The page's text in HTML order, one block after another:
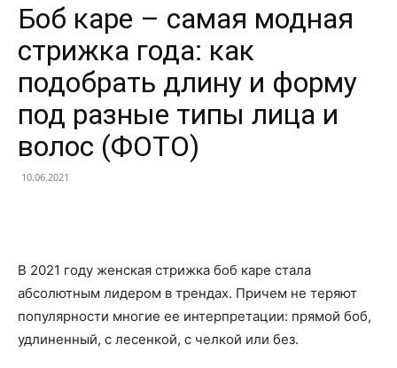
Боб каре – самая модная
стрижка года: как
подобрать длину и форму
под разные типы лица и
волос (ФОТО)
10.06.2021
В 2021 году женская стрижка боб каре стала
абсолютным лидером в трендах. Причем не теряют
популярности многие ее интерпретации: прямой боб,
удлиненный, с лесенкой, с челкой или без.